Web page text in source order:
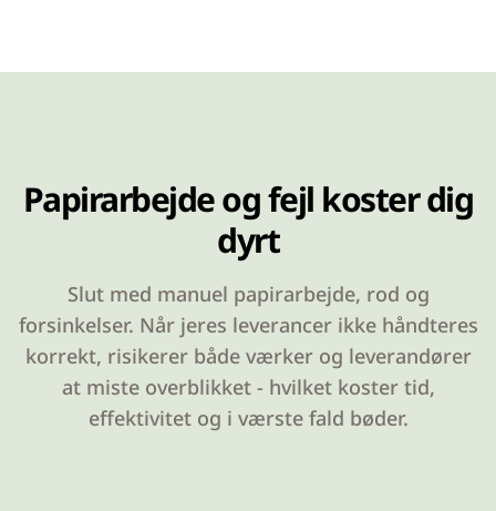
Papirarbejde og fejl koster dig
dyrt
Slut med manuel papirarbejde, rod og
forsinkelser. Når jeres leverancer ikke håndteres
korrekt, risikerer både værker og leverandører
at miste overblikket - hvilket koster tid,
effektivitet og i værste fald bøder.